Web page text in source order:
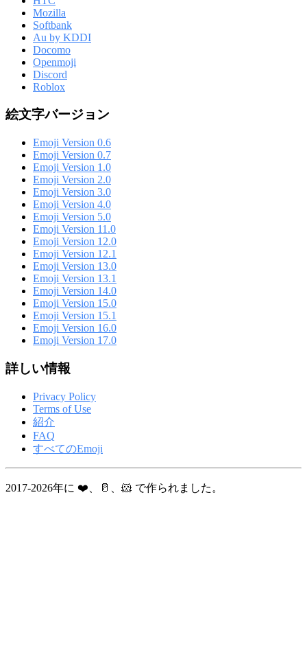
Mozilla
Softbank
Au by KDDI
Docomo
Openmoji
Discord
Roblox
絵文字バージョン
Emoji Version 0.6
Emoji Version 0.7
Emoji Version 1.0
Emoji Version 2.0
Emoji Version 3.0
Emoji Version 4.0
Emoji Version 5.0
Emoji Version 11.0
Emoji Version 12.0
Emoji Version 12.1
Emoji Version 13.0
Emoji Version 13.1
Emoji Version 14.0
Emoji Version 15.0
Emoji Version 15.1
Emoji Version 16.0
Emoji Version 17.0
詳しい情報
Privacy Policy
Terms of Use
紹介
FAQ
すべてのEmoji
2017-2026年に ❤️、🥛、🐹 で作られました。